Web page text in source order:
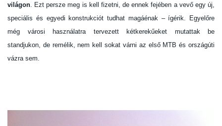
világon . Ezt persze meg is kell fizetni, de ennek fejében a vevő egy új,
speciális és egyedi konstrukciót tudhat magáénak – ígérik. Egyelőre
még városi használatra tervezett kétkerekűeket mutattak be
standjukon, de remélik, nem kell sokat várni az első MTB és országúti
vázra sem.